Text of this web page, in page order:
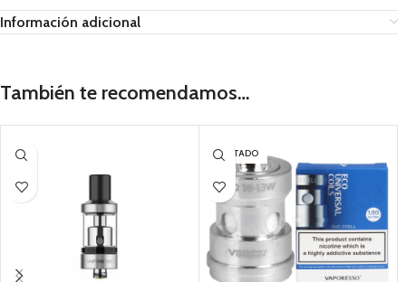
Información adicional
También te recomendamos…
AGOTADO